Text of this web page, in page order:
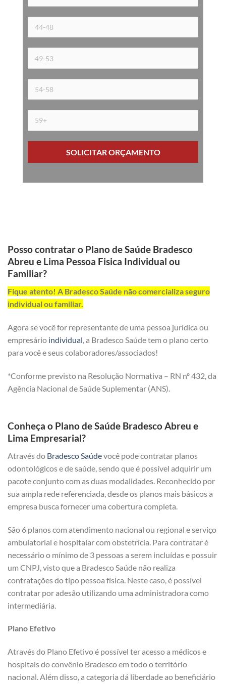
SOLICITAR ORÇAMENTO
Posso contratar o Plano de Saúde Bradesco
Abreu e Lima Pessoa Fisica Individual ou
Familiar?
Fique atento! A Bradesco Saúde não comercializa seguro
individual ou familiar.
Agora se você for representante de uma pessoa jurídica ou
empresário individual , a Bradesco Saúde tem o plano certo
para você e seus colaboradores/associados!
*Conforme previsto na Resolução Normativa – RN nº 432, da
Agência Nacional de Saúde Suplementar (ANS).
Conheça o Plano de Saúde Bradesco Abreu e
Lima Empresarial?
Através do Bradesco Saúdevocê pode contratar planos
odontológicos e de saúde, sendo que é possível adquirir um
pacote conjunto com as duas modalidades. Reconhecido por
sua ampla rede referenciada, desde os planos mais básicos a
empresa busca fornecer uma cobertura completa.
São 6 planos com atendimento nacional ou regional e serviço
ambulatorial e hospitalar com obstetrícia. Para contratar é
necessário o mínimo de 3 pessoas a serem incluídas e possuir
um CNPJ, visto que a Bradesco Saúde não realiza
contratações do tipo pessoa física. Neste caso, é possível
contratar por adesão utilizando uma administradora como
intermediária.
Plano Efetivo
Através do Plano Efetivo é possível ter acesso a médicos e
hospitais do convênio Bradesco em todo o território
nacional. Além disso, a categoria dá liberdade ao beneficiário